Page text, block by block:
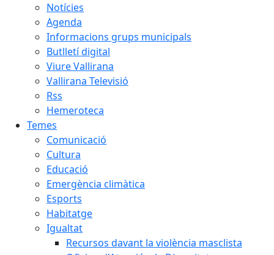
Notícies
Agenda
Informacions grups municipals
Butlletí digital
Viure Vallirana
Vallirana Televisió
Rss
Hemeroteca
Temes
Comunicació
Cultura
Educació
Emergència climàtica
Esports
Habitatge
Igualtat
Recursos davant la violència masclista